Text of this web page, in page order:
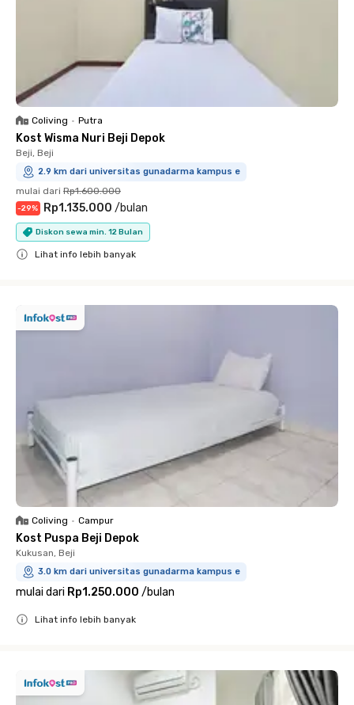
Coliving • Putra
Kost Wisma Nuri Beji Depok
Beji, Beji
2.9 km dari universitas gunadarma kampus e
mulai dari Rp1.600.000
-29% Rp1.135.000 /bulan
Diskon sewa min. 12 Bulan
Lihat info lebih banyak
Coliving • Campur
Kost Puspa Beji Depok
Kukusan, Beji
3.0 km dari universitas gunadarma kampus e
mulai dari Rp1.250.000 /bulan
Lihat info lebih banyak